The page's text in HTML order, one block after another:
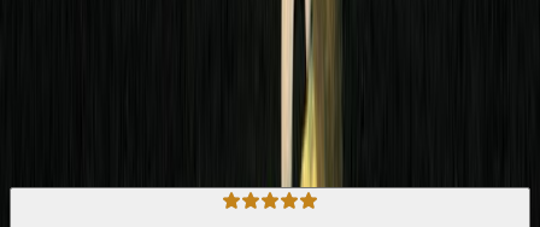
Η γνώμη των ακροατών